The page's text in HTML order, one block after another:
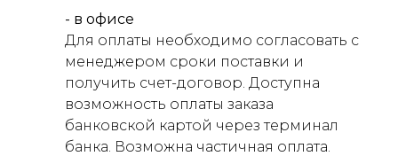
- в офисе
Для оплаты необходимо согласовать с
менеджером сроки поставки и
получить счет-договор. Доступна
возможность оплаты заказа
банковской картой через терминал
банка. Возможна частичная оплата.